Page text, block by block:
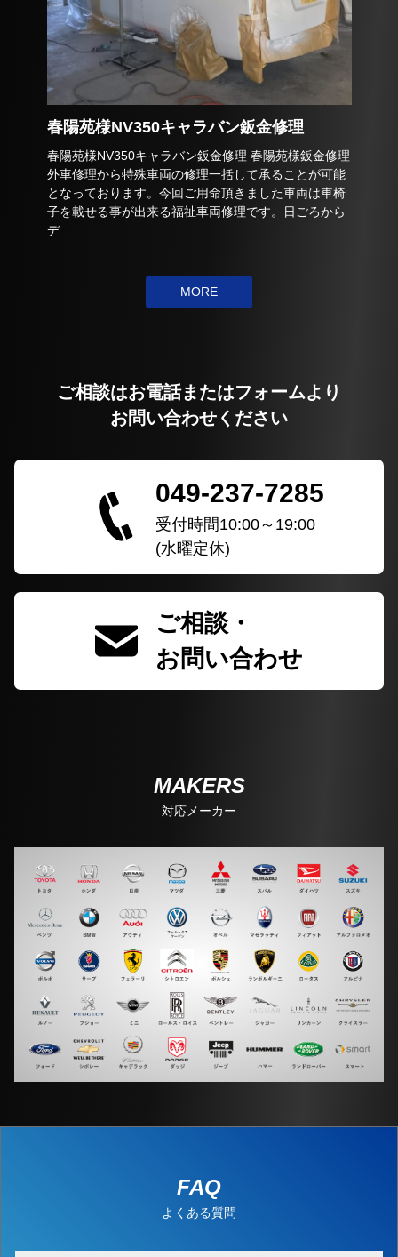
春陽苑様NV350キャラバン鈑金修理
春陽苑様NV350キャラバン鈑金修理 春陽苑様鈑金修理
外車修理から特殊車両の修理一括して承ることが可能
となっております。今回ご用命頂きました車両は車椅
子を載せる事が出来る福祉車両修理です。日ごろから
デ
MORE
ご相談はお電話またはフォームより
お問い合わせください
049-237-7285
受付時間10:00～19:00
(水曜定休)
ご相談・
お問い合わせ
MAKERS
対応メーカー
FAQ
よくある質問